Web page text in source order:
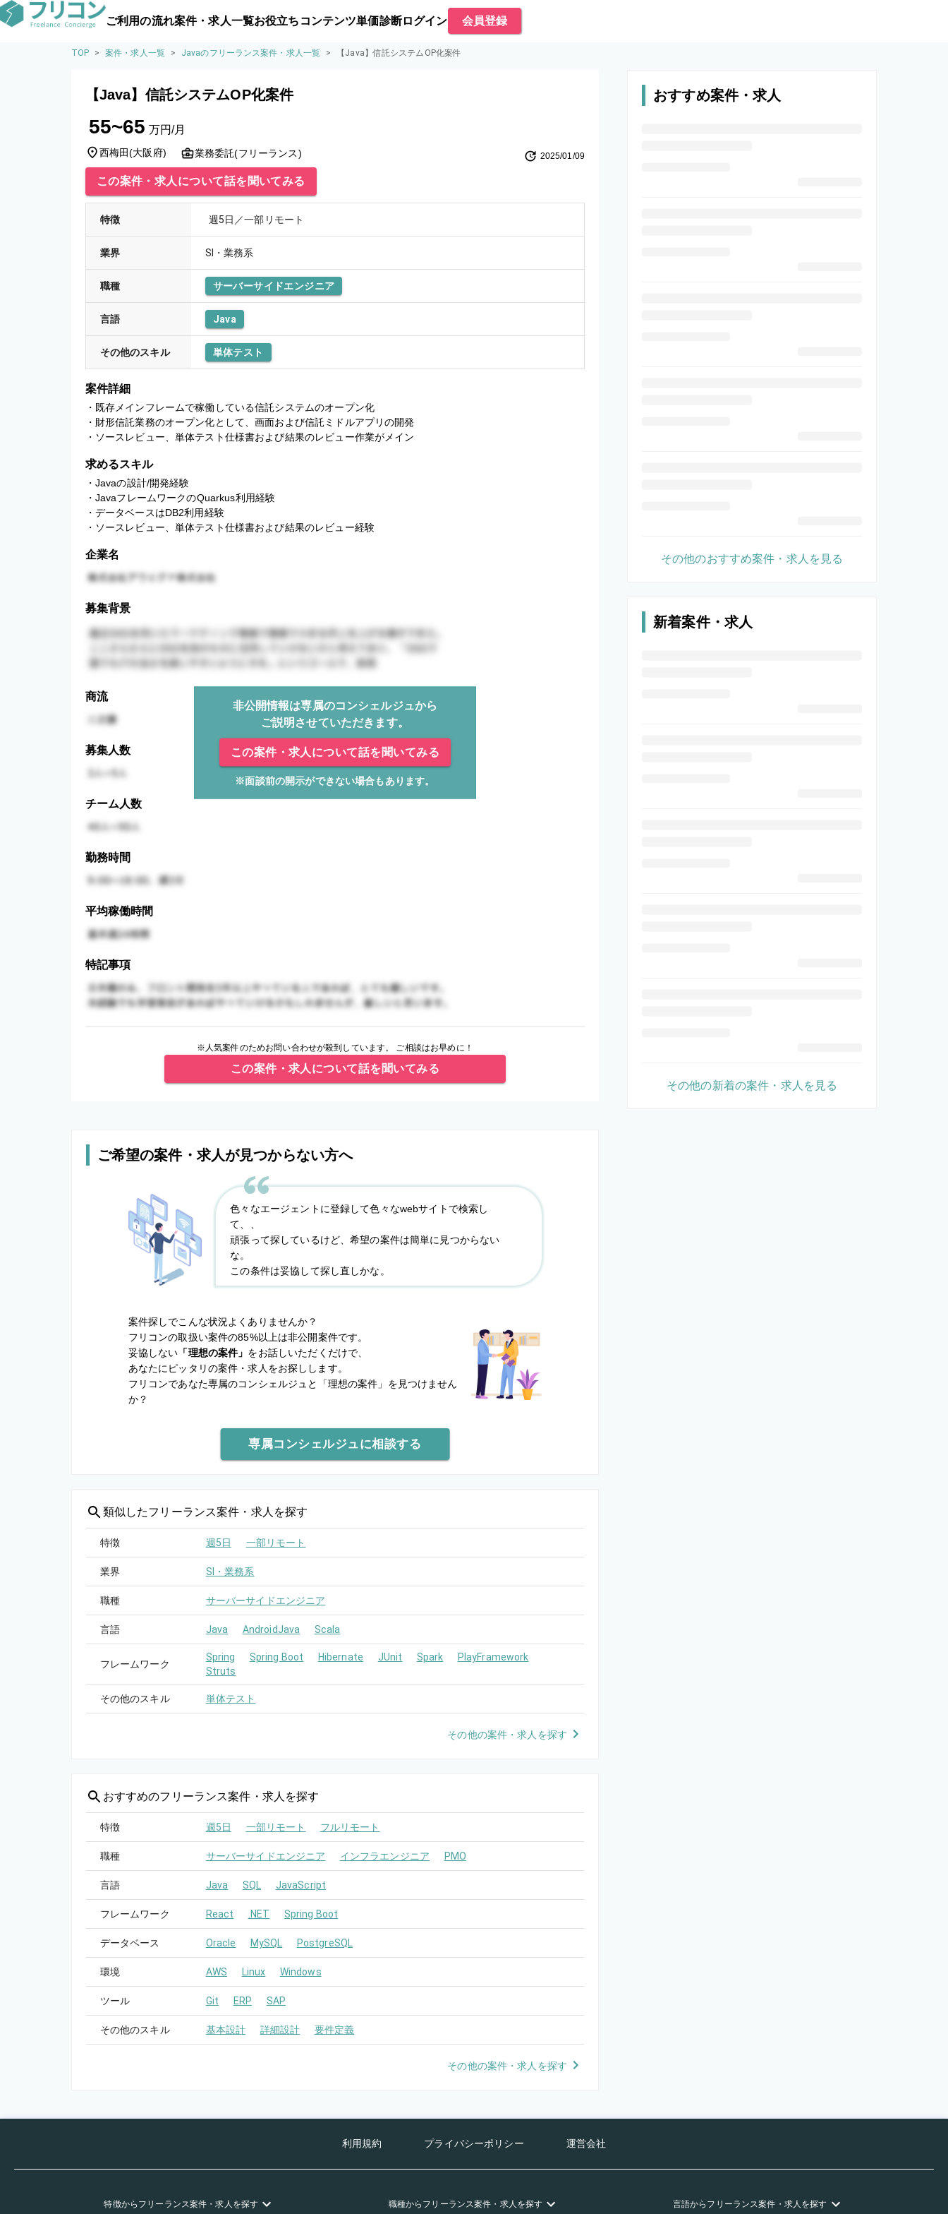
ご利用の流れ案件・求人一覧お役立ちコンテンツ単価診断ログイン 会員登録
TOP > 案件・求人一覧 > Javaのフリーランス案件・求人一覧 > 【Java】信託システムOP化案件
【Java】信託システムOP化案件
55~65 万円/月
西梅田(大阪府) 業務委託(フリーランス) 2025/01/09
この案件・求人について話を聞いてみる
特徴 週5日／一部リモート
業界 SI・業務系
職種 サーバーサイドエンジニア
言語 Java
その他のスキル 単体テスト
案件詳細
・既存メインフレームで稼働している信託システムのオープン化
・財形信託業務のオープン化として、画面および信託ミドルアプリの開発
・ソースレビュー、単体テスト仕様書および結果のレビュー作業がメイン
求めるスキル
・Javaの設計/開発経験
・JavaフレームワークのQuarkus利用経験
・データベースはDB2利用経験
・ソースレビュー、単体テスト仕様書および結果のレビュー経験
企業名
募集背景
商流
非公開情報は専属のコンシェルジュから
ご説明させていただきます。
この案件・求人について話を聞いてみる
※面談前の開示ができない場合もあります。
募集人数
チーム人数
勤務時間
平均稼働時間
特記事項
※人気案件のためお問い合わせが殺到しています。 ご相談はお早めに！
この案件・求人について話を聞いてみる
ご希望の案件・求人が見つからない方へ
色々なエージェントに登録して色々なwebサイトで検索し
て、、
頑張って探しているけど、希望の案件は簡単に見つからない
な。
この条件は妥協して探し直しかな。
案件探しでこんな状況よくありませんか？
フリコンの取扱い案件の85%以上は非公開案件です。
妥協しない 「理想の案件」 をお話しいただくだけで、
あなたにピッタリの案件・求人をお探しします。
フリコンであなた専属のコンシェルジュと
「理想の案件」を見つけません
か？
専属コンシェルジュに相談する
類似したフリーランス案件・求人を探す
特徴 週5日 一部リモート
業界 SI・業務系
職種 サーバーサイドエンジニア
言語 Java AndroidJava Scala
フレームワーク
Spring Spring Boot Hibernate JUnit Spark
PlayFramework
Struts
その他のスキル 単体テスト
その他の案件・求人を探す
おすすめのフリーランス案件・求人を探す
特徴 週5日 一部リモート フルリモート
職種 サーバーサイドエンジニア インフラエンジニア PMO
言語 Java SQL JavaScript
フレームワーク React .NET Spring Boot
データベース Oracle MySQL PostgreSQL
環境 AWS Linux Windows
ツール Git ERP SAP
その他のスキル 基本設計 詳細設計 要件定義
その他の案件・求人を探す
おすすめ案件・求人
その他のおすすめ案件・求人を見る
新着案件・求人
その他の新着の案件・求人を見る
利用規約 プライバシーポリシー 運営会社
特徴からフリーランス案件・求人を探す 職種からフリーランス案件・求人を探す 言語からフリーランス案件・求人を探す